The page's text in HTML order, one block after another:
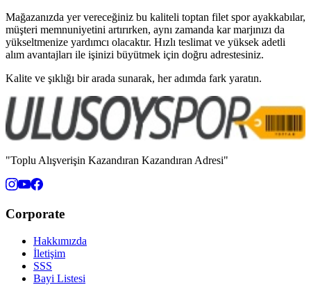
Mağazanızda yer vereceğiniz bu kaliteli toptan filet spor ayakkabılar,
müşteri memnuniyetini artırırken, aynı zamanda kar marjınızı da
yükseltmenize yardımcı olacaktır. Hızlı teslimat ve yüksek adetli
alım avantajları ile işinizi büyütmek için doğru adrestesiniz.
Kalite ve şıklığı bir arada sunarak, her adımda fark yaratın.
"Toplu Alışverişin Kazandıran Kazandıran Adresi"
Corporate
Hakkımızda
İletişim
SSS
Bayi Listesi